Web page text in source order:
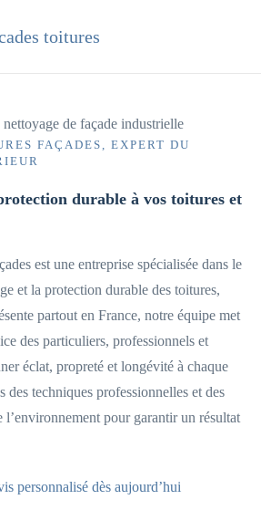
principal
FAÇADES, EXPERT DU
durable à vos toitures et
est une entreprise spécialisée dans le
et la protection durable des toitures,
partout en France, notre équipe met
des particuliers, professionnels et
éclat, propreté et longévité à chaque
des techniques professionnelles et des
l’environnement pour garantir un résultat
personnalisé dès aujourd’hui